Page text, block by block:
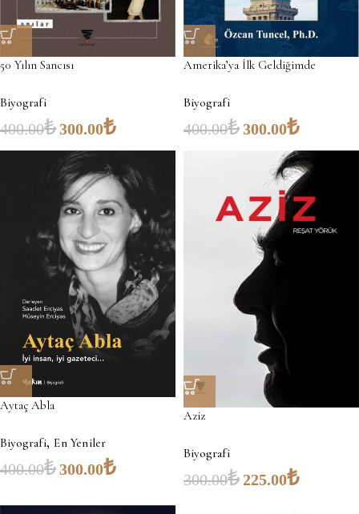
50 Yılın Sancısı
Biyografi
400.00₺300.00₺
Amerika’ya İlk Geldiğimde
Biyografi
400.00₺300.00₺
Aytaç Abla
Biyografi, En Yeniler
400.00₺300.00₺
Aziz
Biyografi
300.00₺225.00₺